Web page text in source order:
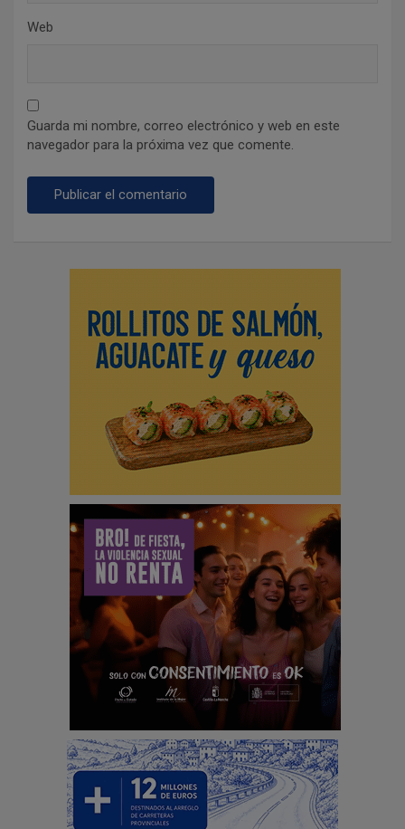
Web
Guarda mi nombre, correo electrónico y web en este
navegador para la próxima vez que comente.